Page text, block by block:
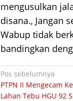
mengusulkan
disana., Jangan
Wabup tidak
bandingkan
Navigasi
pos
Pos sebelumnya
PTPN II Mengecam
Lahan Tebu HGU 92